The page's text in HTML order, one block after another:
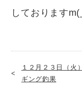
しております
１２月２３日（火
ギング釣果